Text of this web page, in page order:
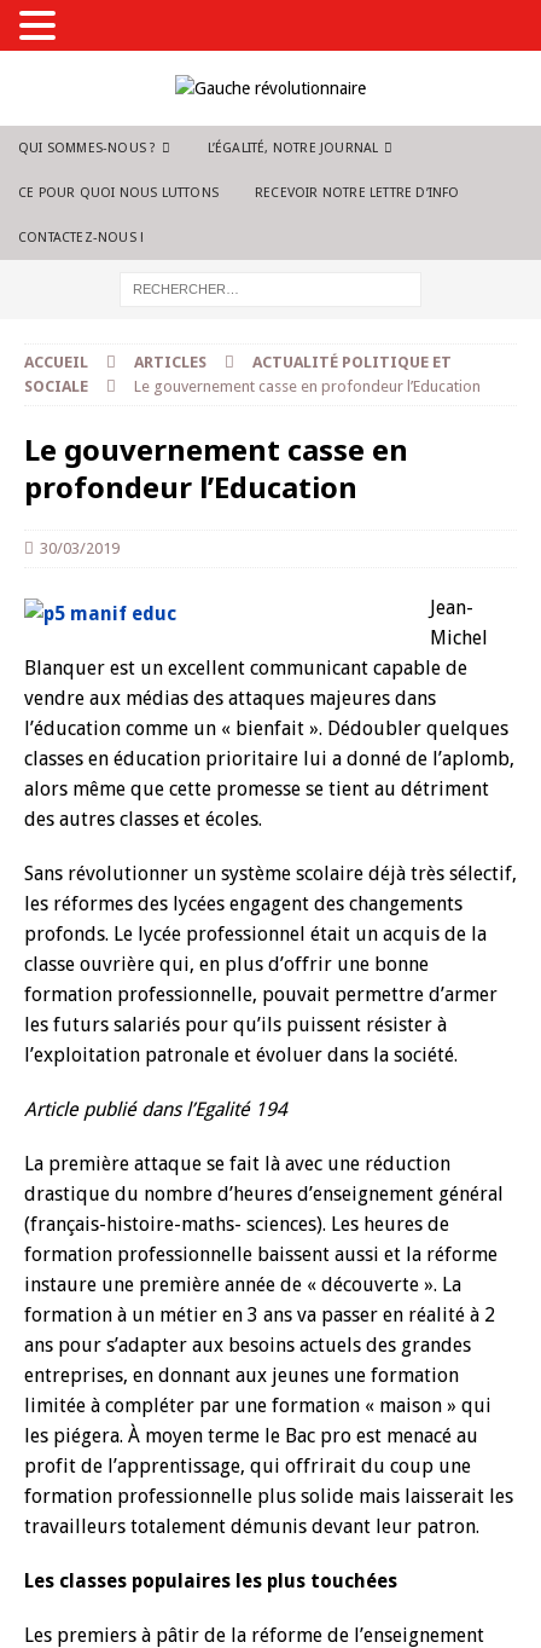
QUI SOMMES-NOUS ? L’ÉGALITÉ, NOTRE JOURNAL
CE POUR QUOI NOUS LUTTONS RECEVOIR NOTRE LETTRE D’INFO
CONTACTEZ-NOUS !
ACCUEIL ARTICLES
ACTUALITÉ POLITIQUE ET
SOCIALE
Le gouvernement casse en profondeur l’Education
Le gouvernement casse en
profondeur l’Education
30/03/2019
Jean-
Michel
Blanquer est un excellent communicant capable de
vendre aux médias des attaques majeures dans
l’éducation comme un « bienfait ». Dédoubler quelques
classes en éducation prioritaire lui a donné de l’aplomb,
alors même que cette promesse se tient au détriment
des autres classes et écoles.
Sans révolutionner un système scolaire déjà très sélectif,
les réformes des lycées engagent des changements
profonds. Le lycée professionnel était un acquis de la
classe ouvrière qui, en plus d’offrir une bonne
formation professionnelle, pouvait permettre d’armer
les futurs salariés pour qu’ils puissent résister à
l’exploitation patronale et évoluer dans la société.
Article publié dans l’Egalité 194
La première attaque se fait là avec une réduction
drastique du nombre d’heures d’enseignement général
(français-histoire-maths- sciences). Les heures de
formation professionnelle baissent aussi et la réforme
instaure une première année de « découverte ». La
formation à un métier en 3 ans va passer en réalité à 2
ans pour s’adapter aux besoins actuels des grandes
entreprises, en donnant aux jeunes une formation
limitée à compléter par une formation « maison » qui
les piégera. À moyen terme le Bac pro est menacé au
profit de l’apprentissage, qui offrirait du coup une
formation professionnelle plus solide mais laisserait les
travailleurs totalement démunis devant leur patron.
Les classes populaires les plus touchées
Les premiers à pâtir de la réforme de l’enseignement